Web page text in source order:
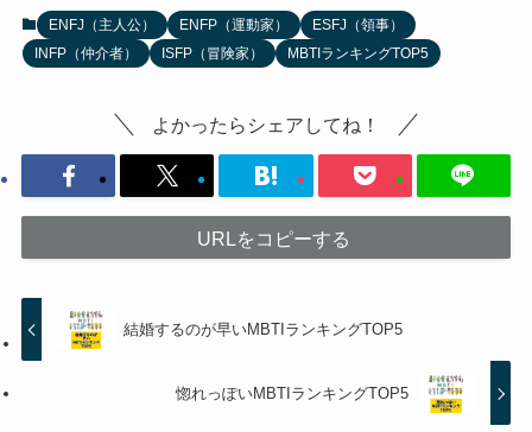
ENFJ（主人公） ENFP（運動家）
ESFJ（領事）
INFP（仲介者）
ISFP（冒険家） MBTIランキングTOP5
よかったらシェアしてね！
URLをコピーする
結婚するのが早いMBTIランキングTOP5
惚れっぽいMBTIランキングTOP5